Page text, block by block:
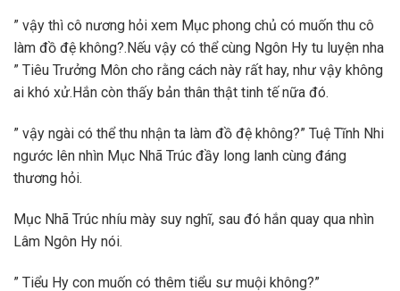
” vậy thì cô nương hỏi xem Mục phong chủ có muốn thu cô
làm đồ đệ không?.Nếu vậy có thể cùng Ngôn Hy tu luyện nha
” Tiêu Trưởng Môn cho rằng cách này rất hay, như vậy không
ai khó xử.Hắn còn thấy bản thân thật tinh tế nữa đó.
” vậy ngài có thể thu nhận ta làm đồ đệ không?” Tuệ Tĩnh Nhi
ngước lên nhìn Mục Nhã Trúc đầy long lanh cùng đáng
thương hỏi.
Mục Nhã Trúc nhíu mày suy nghĩ, sau đó hắn quay qua nhìn
Lâm Ngôn Hy nói.
” Tiểu Hy con muốn có thêm tiểu sư muội không?”